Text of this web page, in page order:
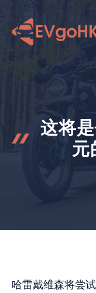
这将
元
哈雷戴维森将尝